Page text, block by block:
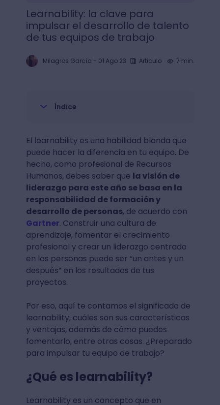
Learnability: la clave para
impulsar el desarrollo de talento
de tus equipos de trabajo
Milagros García - 01 Ago 23 Articulo 7 min.
Índice
El learnability es una habilidad blanda que
puede hacer la diferencia en tu equipo. De
hecho, como profesional de Recursos
Humanos, debes saber que la visión de
liderazgo para este año se basa en la
responsabilidad de formación y
desarrollo de personas, de acuerdo con
Gartner. Construir una cultura de
aprendizaje, fomentar el crecimiento
profesional y crear un liderazgo centrado
en las personas puede ser “un antes y un
después” en los resultados de tus
proyectos.
Por eso, aquí te contamos el significado de
learnability, cuáles son sus características
y ventajas, además de cómo puedes
fomentarlo, entre otras cosas. ¿Preparado
para impulsar tu equipo de trabajo?
¿Qué es learnability?
Learnability es un concepto que en